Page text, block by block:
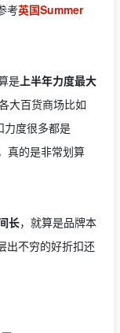
考英国Summer
是 上半年力度最大
大百货商场比如
力度很多都是
真的是非常划算
长，就算是品牌本
出不穷的好折扣还